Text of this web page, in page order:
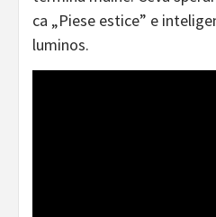
ca „Piese estice” e
luminos.